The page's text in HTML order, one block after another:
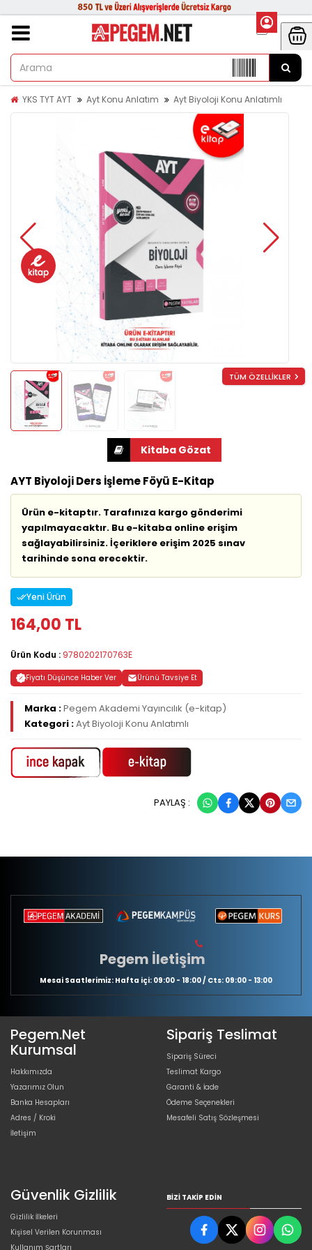
YKS TYT AYT Ayt Konu Anlatım Ayt Biyoloji Konu Anlatımlı
TÜM ÖZELLİKLER
AYT Biyoloji Ders İşleme Föyü E-Kitap
Ürün e-kitaptır. Tarafınıza kargo gönderimi
yapılmayacaktır. Bu e-kitaba online erişim
sağlayabilirsiniz. İçeriklere erişim 2025 sınav
tarihinde sona erecektir.
Yeni Ürün
164,00 TL
Ürün Kodu : 9780202170763E
Fiyatı Düşünce Haber Ver Ürünü Tavsiye Et
Marka :Pegem Akademi Yayıncılık (e-kitap)
Kategori :Ayt Biyoloji Konu Anlatımlı
PAYLAŞ :
Pegem İletişim
Mesai Saatlerimiz: Hafta içi: 09:00 - 18:00 / Cts: 09:00 - 13:00
Pegem.Net
Kurumsal
Hakkımızda
Yazarımız Olun
Banka Hesapları
Adres / Kroki
İletişim
Sipariş Teslimat
Sipariş Süreci
Teslimat Kargo
Garanti & İade
Ödeme Seçenekleri
Mesafeli Satış Sözleşmesi
Güvenlik Gizlilik
Gizlilik İlkeleri
Kişisel Verilen Korunması
Kullanım Şartları
BIZI TAKIP EDIN